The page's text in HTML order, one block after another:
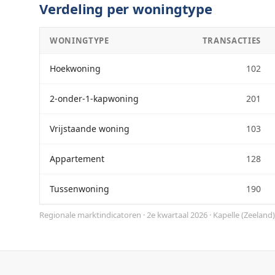
Verdeling per woningtype
WONINGTYPE TRANSACTIES
Hoekwoning 102
2-onder-1-kapwoning 201
Vrijstaande woning 103
Appartement 128
Tussenwoning 190
Regionale marktindicatoren · 2e kwartaal 2026 · Kapelle(Zeeland)